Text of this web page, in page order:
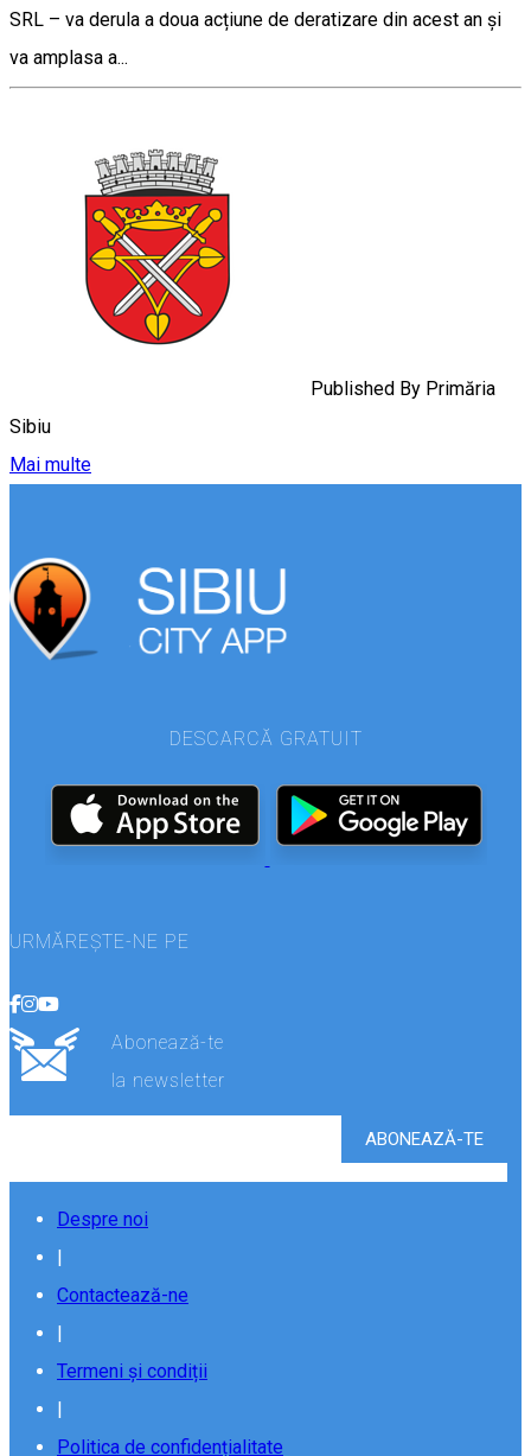
SRL – va derula a doua acțiune de deratizare din acest an și
va amplasa a...
Published By Primăria
Sibiu
Mai multe
DESCARCĂ GRATUIT
URMĂREȘTE-NE PE
Abonează-te
la newsletter
Despre noi
|
Contactează-ne
|
Termeni și condiții
|
Politica de confidențialitate